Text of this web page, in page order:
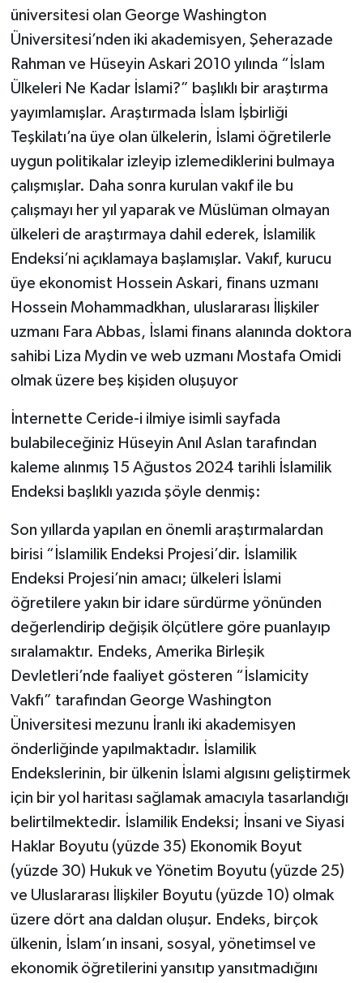
üniversitesi olan George Washington
Üniversitesi’nden iki akademisyen, Şeherazade
Rahman ve Hüseyin Askari 2010 yılında “İslam
Ülkeleri Ne Kadar İslami?” başlıklı bir araştırma
yayımlamışlar. Araştırmada İslam İşbirliği
Teşkilatı’na üye olan ülkelerin, İslami öğretilerle
uygun politikalar izleyip izlemediklerini bulmaya
çalışmışlar. Daha sonra kurulan vakıf ile bu
çalışmayı her yıl yaparak ve Müslüman olmayan
ülkeleri de araştırmaya dahil ederek, İslamilik
Endeksi’ni açıklamaya başlamışlar. Vakıf, kurucu
üye ekonomist Hossein Askari, finans uzmanı
Hossein Mohammadkhan, uluslararası İlişkiler
uzmanı Fara Abbas, İslami finans alanında doktora
sahibi Liza Mydin ve web uzmanı Mostafa Omidi
olmak üzere beş kişiden oluşuyor
İnternette Ceride-i ilmiye isimli sayfada
bulabileceğiniz Hüseyin Anıl Aslan tarafından
kaleme alınmış 15 Ağustos 2024 tarihli İslamilik
Endeksi başlıklı yazıda şöyle denmiş:
Son yıllarda yapılan en önemli araştırmalardan
birisi “İslamilik Endeksi Projesi’dir. İslamilik
Endeksi Projesi’nin amacı; ülkeleri İslami
öğretilere yakın bir idare sürdürme yönünden
değerlendirip değişik ölçütlere göre puanlayıp
sıralamaktır. Endeks, Amerika Birleşik
Devletleri’nde faaliyet gösteren “İslamicity
Vakfı” tarafından George Washington
Üniversitesi mezunu İranlı iki akademisyen
önderliğinde yapılmaktadır. İslamilik
Endekslerinin, bir ülkenin İslami algısını geliştirmek
için bir yol haritası sağlamak amacıyla tasarlandığı
belirtilmektedir. İslamilik Endeksi; İnsani ve Siyasi
Haklar Boyutu (yüzde 35) Ekonomik Boyut
(yüzde 30) Hukuk ve Yönetim Boyutu (yüzde 25)
ve Uluslararası İlişkiler Boyutu (yüzde 10) olmak
üzere dört ana daldan oluşur. Endeks, birçok
ülkenin, İslam’ın insani, sosyal, yönetimsel ve
ekonomik öğretilerini yansıtıp yansıtmadığını